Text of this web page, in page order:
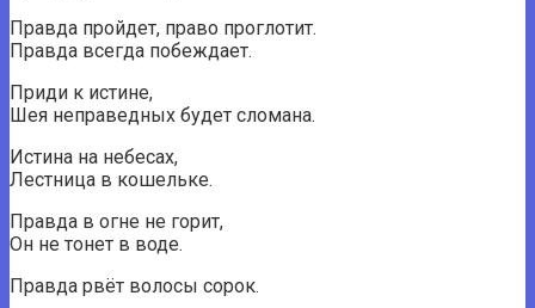
Правда пройдет, право проглотит.
Правда всегда побеждает.
Приди к истине,
Шея неправедных будет сломана.
Истина на небесах,
Лестница в кошельке.
Правда в огне не горит,
Он не тонет в воде.
Правда рвёт волосы сорок.